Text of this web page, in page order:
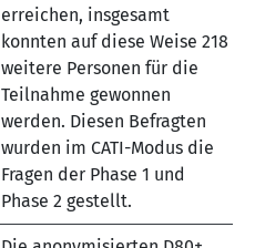
erreichen, insgesamt
konnten auf diese Weise 218
weitere Personen für die
Teilnahme gewonnen
werden. Diesen Befragten
wurden im CATI-Modus die
Fragen der Phase 1 und
Phase 2 gestellt.